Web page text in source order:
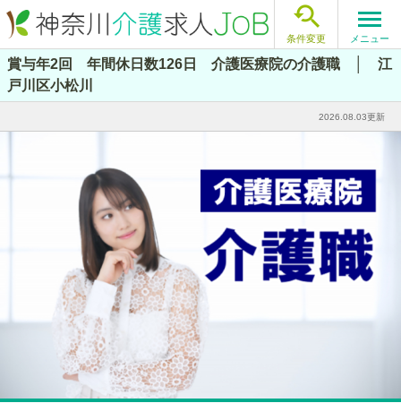

条件変更 メニュー
賞与年2回 年間休日数126日 介護医療院の介護職 │ 江
戸川区小松川
2026.08.03更新